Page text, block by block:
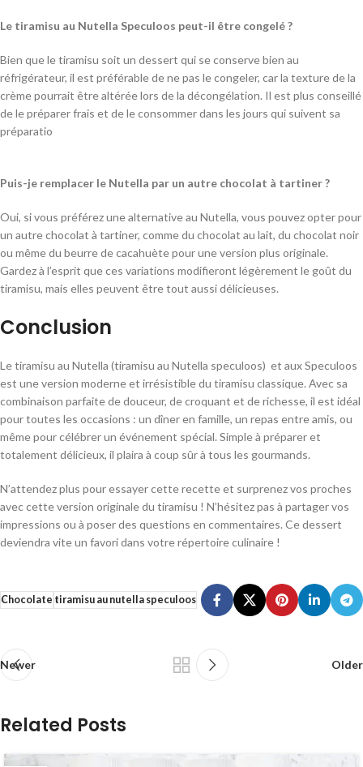
Le tiramisu au Nutella Speculoos peut-il être congelé ?
Bien que le tiramisu soit un dessert qui se conserve bien au
réfrigérateur, il est préférable de ne pas le congeler, car la texture de la
crème pourrait être altérée lors de la décongélation. Il est plus conseillé
de le préparer frais et de le consommer dans les jours qui suivent sa
préparatio
Puis-je remplacer le Nutella par un autre chocolat à tartiner ?
Oui, si vous préférez une alternative au Nutella, vous pouvez opter pour
un autre chocolat à tartiner, comme du chocolat au lait, du chocolat noir
ou même du beurre de cacahuète pour une version plus originale.
Gardez à l’esprit que ces variations modifieront légèrement le goût du
tiramisu, mais elles peuvent être tout aussi délicieuses.
Conclusion
Le tiramisu au Nutella (tiramisu au Nutella speculoos) et aux Speculoos
est une version moderne et irrésistible du tiramisu classique. Avec sa
combinaison parfaite de douceur, de croquant et de richesse, il est idéal
pour toutes les occasions : un dîner en famille, un repas entre amis, ou
même pour célébrer un événement spécial. Simple à préparer et
totalement délicieux, il plaira à coup sûr à tous les gourmands.
N’attendez plus pour essayer cette recette et surprenez vos proches
avec cette version originale du tiramisu ! N’hésitez pas à partager vos
impressions ou à poser des questions en commentaires. Ce dessert
deviendra vite un favori dans votre répertoire culinaire !
Chocolate tiramisu au nutella speculoos
Newer Older
Related Posts